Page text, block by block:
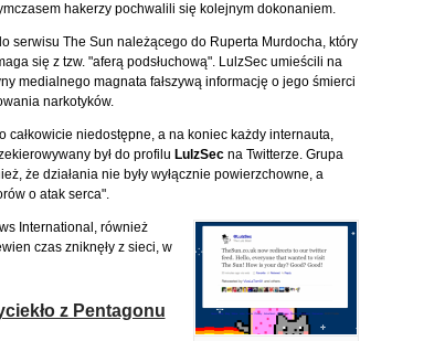
hakerzy pochwalili się kolejnym dokonaniem.
serwisu The Sun należącego do Ruperta Murdocha, który
się z tzw. "aferą podsłuchową". LulzSec umieścili na
medialnego magnata fałszywą informację o jego śmierci
narkotyków.
całkowicie niedostępne, a na koniec każdy internauta,
był do profilu LulzSecna Twitterze. Grupa
że działania nie były wyłącznie powierzchowne, a
o atak serca".
International, również
czas zniknęły z sieci, w
z Pentagonu